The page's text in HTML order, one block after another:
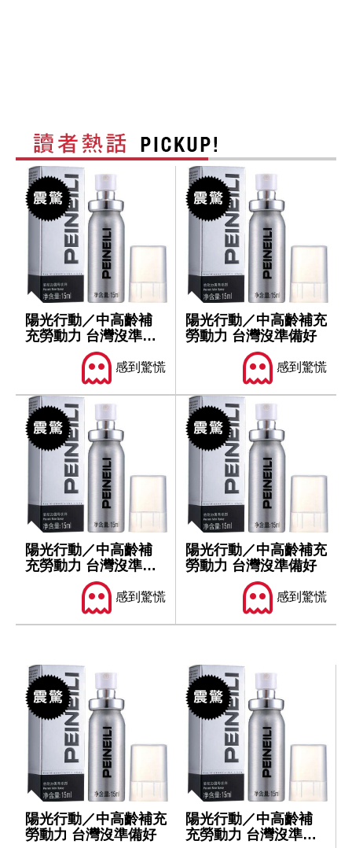
陽光行動／中高齡補
充勞動力 台灣沒準備
感到驚慌
陽光行動／中高齡補充
勞動力 台灣沒準備好
感到驚慌
陽光行動／中高齡補
充勞動力 台灣沒準備
感到驚慌
陽光行動／中高齡補充
勞動力 台灣沒準備好
感到驚慌
陽光行動／中高齡補充
勞動力 台灣沒準備好
陽光行動／中高齡補
充勞動力 台灣沒準備